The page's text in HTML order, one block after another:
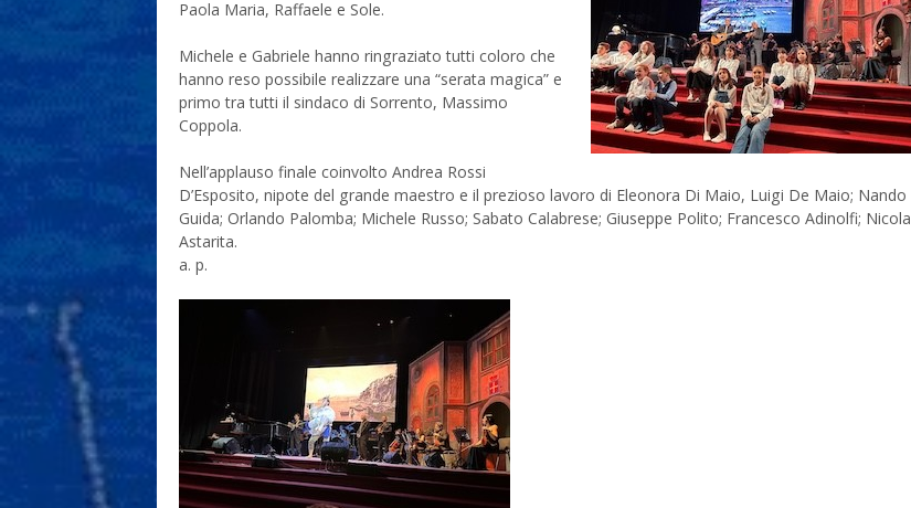
Paola Maria, Raffaele e Sole.
Michele e Gabriele hanno ringraziato tutti coloro che
hanno reso possibile realizzare una “serata magica” e
primo tra tutti il sindaco di Sorrento, Massimo
Coppola.
Nell’applauso finale coinvolto Andrea Rossi
D’Esposito, nipote del grande maestro e il prezioso lavoro di Eleonora Di Maio, Luigi De Maio; Nando
Guida; Orlando Palomba; Michele Russo; Sabato Calabrese; Giuseppe Polito; Francesco Adinolfi; Nicola
Astarita.
a. p.